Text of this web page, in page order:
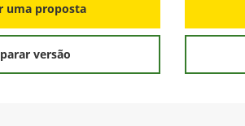
uma proposta
versão